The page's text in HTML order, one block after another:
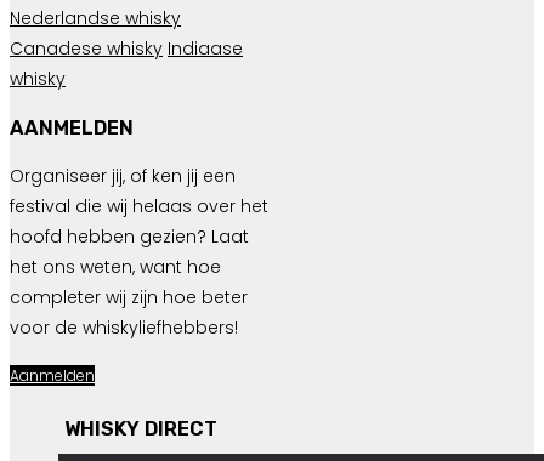
Nederlandse whisky
Canadese whisky Indiaase
whisky
AANMELDEN
Organiseer jij, of ken jij een
festival die wij helaas over het
hoofd hebben gezien? Laat
het ons weten, want hoe
completer wij zijn hoe beter
voor de whiskyliefhebbers!
Aanmelden
WHISKY DIRECT